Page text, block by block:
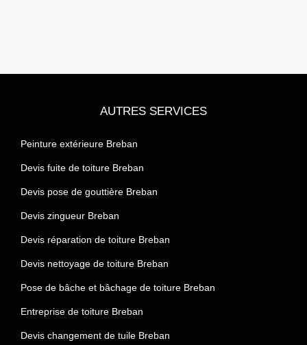
AUTRES SERVICES
Peinture extérieure Breban
Devis fuite de toiture Breban
Devis pose de gouttière Breban
Devis zingueur Breban
Devis réparation de toiture Breban
Devis nettoyage de toiture Breban
Pose de bâche et bâchage de toiture Breban
Entreprise de toiture Breban
Devis changement de tuile Breban